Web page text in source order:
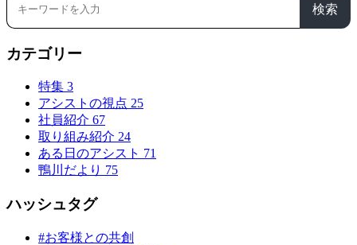
検索
カテゴリー
特集 3
アシストの視点 25
社員紹介 67
取り組み紹介 24
ある日のアシスト 71
鴨川だより 75
ハッシュタグ
#お客様との共創